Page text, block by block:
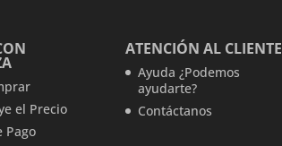
el Precio
Pago
ATENCIÓN AL CLIENTE
Ayuda ¿Podemos
ayudarte?
Contáctanos